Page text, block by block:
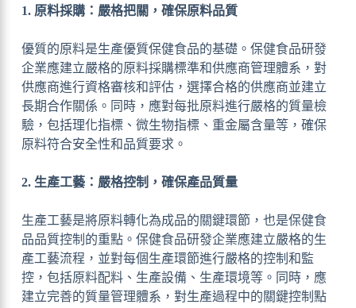
1. 原料採購：嚴格把關，確保原料品質
優質的原料是生產優質保健食品的基礎。保健食品研發
企業應建立嚴格的原料採購標準和供應商管理體系，對
供應商進行資格審核和評估，選擇合格的供應商並建立
長期合作關係。同時，應對每批原料進行嚴格的質量檢
驗，包括理化指標、微生物指標、重金屬含量等，確保
原料符合安全性和品質要求。
2. 生產工藝：嚴格控制，確保產品質量
生產工藝是將原料轉化為成品的關鍵環節，也是保健食
品品質控制的重點。保健食品研發企業應建立嚴格的生
產工藝流程，並對每個生產環節進行嚴格的控制和監
控，包括原料配料、生產設備、生產環境等。同時，應
建立完善的質量管理體系，對生產過程中的關鍵控制點